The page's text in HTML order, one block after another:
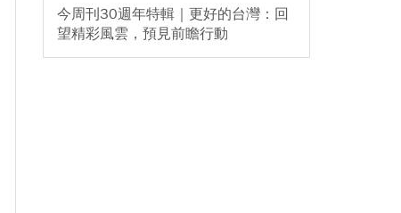
今周刊30週年特輯｜更好的台灣：回
望精彩風雲，預見前瞻行動